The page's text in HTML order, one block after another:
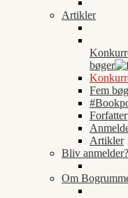
Artikler
bøger
Fem
Artikler
Bliv anmelder?
Om